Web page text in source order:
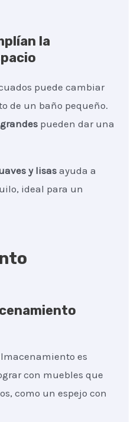
la
puede cambiar
de un baño pequeño.
pueden dar una
y lisas ayuda a
ideal para un
es
con muebles que
como un espejo con